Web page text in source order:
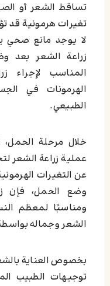
تساقط الشعر أو
تغيرات هرمونية قد
لا يوجد مانع صحي
زراعة الشعر بعد
المناسب لإجراء
الهرمونات في
الطبيعي.
خلال مرحلة
عملية زراعة الشعر
عن التغيرات
وضع الحمل، فإن
ومناسبًا لمعظم
الشعر وجماله
بخصوص العناية
توجيهات الطبيب